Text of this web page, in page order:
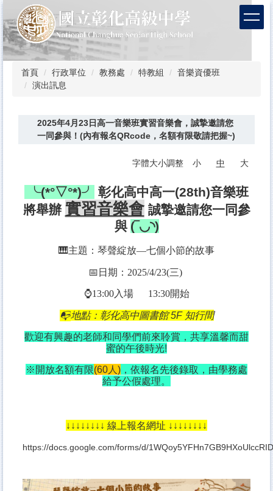
到
主
要
內
首頁 行政單位 教務處 特教組
音樂資優班
演出訊息
2025年4月23日高一音樂班實習音樂會，誠摯邀請您
一同參與！(內有報名QRcode，名額有限敬請把握~)
字體大小調整 小 中 大
╰(*°▽°*)╯
彰化高中高一(28th)音樂班
將舉辦 實習音樂會 誠摯邀請您一同參
與 (‾◡◝)
🎹主題：琴聲綻放—七個小節的故事
📅日期： 2025/4/23(三)
⌚13:00入場 13:30開始
📭地點：彰化高中圖書館 5F 知行間
歡迎有興趣的老師和同學們前來聆賞，共享溫馨而甜
蜜的午後時光!
※開放名額有限(60人) ，依報名先後錄取，由學務處
給予公假處理。
↓↓↓↓↓↓↓↓ 線上報名網址 ↓↓↓↓↓↓↓↓
https://docs.google.com/forms/d/